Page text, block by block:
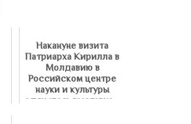
Накануне визита
Патриарха Кирилла в
Молдавию в
Российском центре
науки и культуры
открылась выставка...